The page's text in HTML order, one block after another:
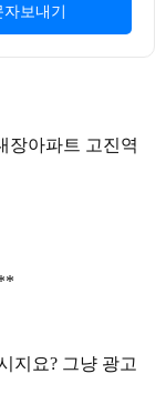
자보내기
장아파트 고진역
지요? 그냥 광고